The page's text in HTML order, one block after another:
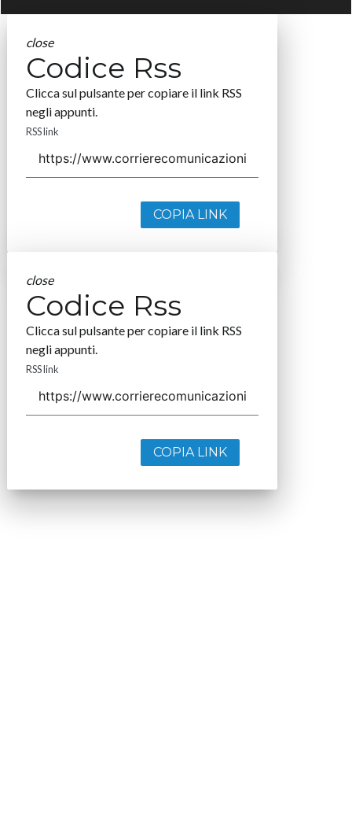
close
Codice Rss
Clicca sul pulsante per copiare il link RSS
negli appunti.
RSS link
COPIA LINK
close
Codice Rss
Clicca sul pulsante per copiare il link RSS
negli appunti.
RSS link
COPIA LINK